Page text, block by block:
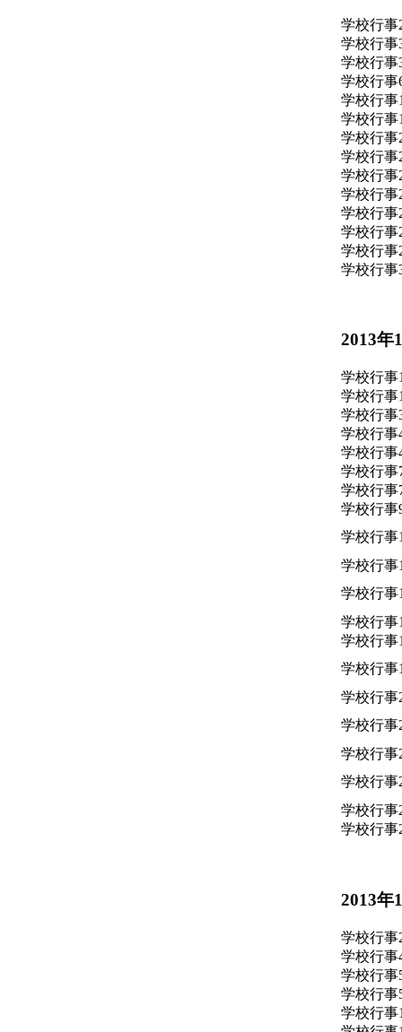
学校行事
学校行事
学校行事
学校行事
学校行事
学校行事
学校行事
学校行事
学校行事
学校行事
学校行事
学校行事
学校行事
学校行事
2013年
学校行事
学校行事
学校行事
学校行事
学校行事
学校行事
学校行事
学校行事
学校行事
学校行事
学校行事
学校行事
学校行事
学校行事
学校行事
学校行事
学校行事
学校行事
学校行事
学校行事
2013年
学校行事
学校行事
学校行事
学校行事
学校行事